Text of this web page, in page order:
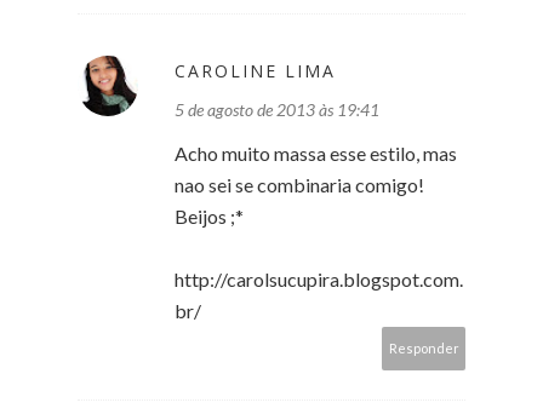
CAROLINE LIMA
5 de agosto de 2013 às 19:41
Acho muito massa esse estilo, mas
nao sei se combinaria comigo!
Beijos ;*
http://carolsucupira.blogspot.com.
br/
Responder